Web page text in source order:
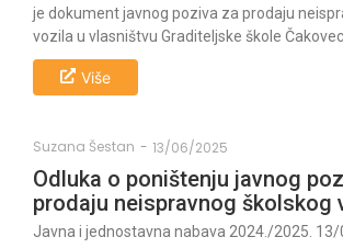
je dokument javnog poziva za prodaju
vozila u vlasništvu Graditeljske škole
Više
Suzana Šestan - 13/06/2025
Odluka o poništenju javnog
prodaju neispravnog školskog
Javna i jednostavna nabava 2024./2025.